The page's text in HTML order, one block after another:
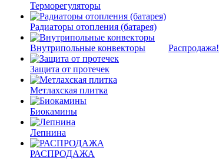
Терморегуляторы
Радиаторы отопления (батарея)
Внутрипольные конвекторы
Защита от протечек
Метлахская плитка
Биокамины
Лепнина
РАСПРОДАЖА
Распродажа!